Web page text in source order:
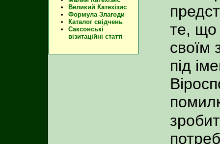
Великий Катехізис
Формула Злагоди
Каталог свідчень
Саксонські
візитаційні статті
те, що
своїм
під